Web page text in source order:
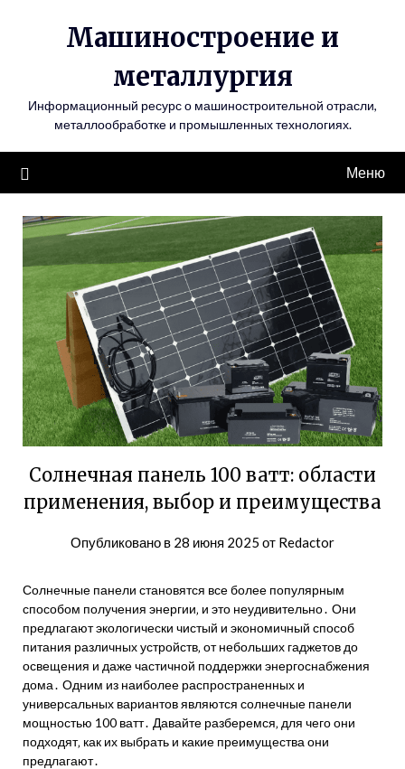
Машиностроение и
металлургия
Информационный ресурс о машиностроительной отрасли,
металлообработке и промышленных технологиях.
Меню
Солнечная панель 100 ватт: области
применения, выбор и преимущества
Опубликовано в 28 июня 2025 от Redactor
Солнечные панели становятся все более популярным
способом получения энергии‚ и это неудивительно․ Они
предлагают экологически чистый и экономичный способ
питания различных устройств‚ от небольших гаджетов до
освещения и даже частичной поддержки энергоснабжения
дома․ Одним из наиболее распространенных и
универсальных вариантов являются солнечные панели
мощностью 100 ватт․ Давайте разберемся‚ для чего они
подходят‚ как их выбрать и какие преимущества они
предлагают․